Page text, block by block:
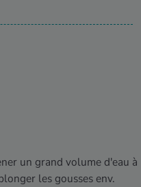
un grand volume d'eau à
les gousses env.